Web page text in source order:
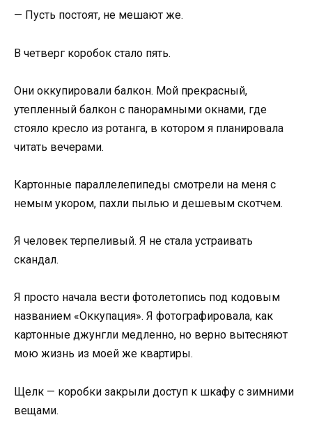
— Пусть постоят, не мешают же.
В четверг коробок стало пять.
Они оккупировали балкон. Мой прекрасный,
утепленный балкон с панорамными окнами, где
стояло кресло из ротанга, в котором я планировала
читать вечерами.
Картонные параллелепипеды смотрели на меня с
немым укором, пахли пылью и дешевым скотчем.
Я человек терпеливый. Я не стала устраивать
скандал.
Я просто начала вести фотолетопись под кодовым
названием «Оккупация». Я фотографировала, как
картонные джунгли медленно, но верно вытесняют
мою жизнь из моей же квартиры.
Щелк — коробки закрыли доступ к шкафу с зимними
вещами.